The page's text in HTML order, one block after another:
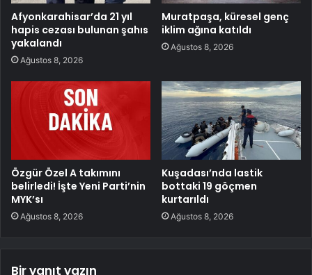
Afyonkarahisar’da 21 yıl
hapis cezası bulunan şahıs
yakalandı
Ağustos 8, 2026
Muratpaşa, küresel genç
iklim ağına katıldı
Ağustos 8, 2026
Özgür Özel A takımını
belirledi! İşte Yeni Parti’nin
MYK’sı
Ağustos 8, 2026
Kuşadası’nda lastik
bottaki 19 göçmen
kurtarıldı
Ağustos 8, 2026
Bir yanıt yazın